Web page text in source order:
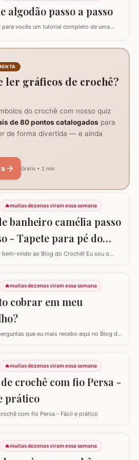
ideal para tapetes, mantas e…
algodão passo a passo
para vocês um tutorial completo de uma
manual, seja em colchas, caminhos de
Vamos aprender com…
ler gráficos de crochê?
do crochê com nosso quiz
de 80 pontos catalogados para
de forma divertida — e ainda
Grátis • 2 min
🔥muitas dezenas viram essa semana
banheiro camélia passo
- Tapete para pé do
bem-vindo ao Blog do Crochê! Eu sou o
para o pé do vaso sanitário. Este passo
elaborado com muito carinho para que você
jogo de banheiro com perfeição. É uma
preciso e um…
🔥muitas dezenas viram essa semana
cobrar em meu
que eu mais recebo aqui no Blog do
estrada, é: "Samuel, quanto eu devo cobrar
peças?". Eu sei que muitas vezes o medo
valor justo e não vender fala mais alto, mas
te ajudar a mudar…
🔥muitas dezenas viram essa semana
crochê com fio Persa -
prático
com fio Persa - Fácil e prático
🔥muitas dezenas viram essa semana